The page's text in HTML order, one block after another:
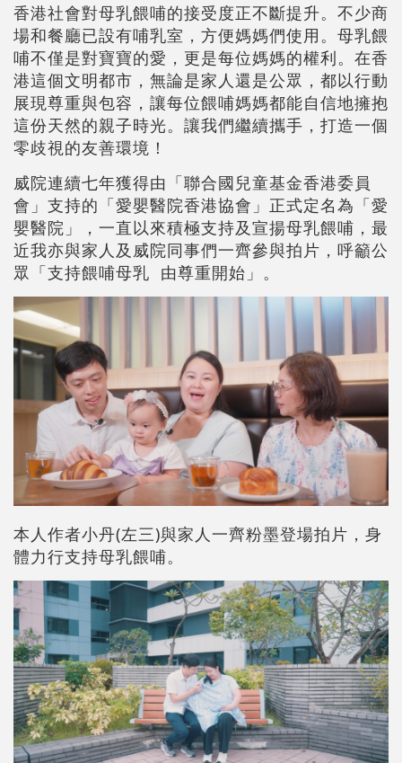
香港社會對母乳餵哺的接受度正不斷提升。不少商
場和餐廳已設有哺乳室，方便媽媽們使用。母乳餵
哺不僅是對寶寶的愛，更是每位媽媽的權利。在香
港這個文明都市，無論是家人還是公眾，都以行動
展現尊重與包容，讓每位餵哺媽媽都能自信地擁抱
這份天然的親子時光。讓我們繼續攜手，打造一個
零歧視的友善環境！
威院連續七年獲得由「聯合國兒童基金香港委員
會」支持的「愛嬰醫院香港協會」正式定名為「愛
嬰醫院」，一直以來積極支持及宣揚母乳餵哺，最
近我亦與家人及威院同事們一齊參與拍片，呼籲公
眾「支持餵哺母乳 由尊重開始」。
本人作者小丹(左三)與家人一齊粉墨登場拍片，身
體力行支持母乳餵哺。